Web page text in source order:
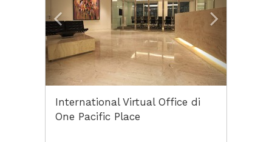
International Virtual Office di
One Pacific Place